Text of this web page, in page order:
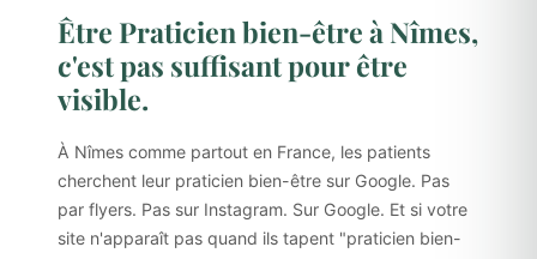
Être Praticien bien-être à Nîmes,
c'est pas suffisant pour être
visible.
À Nîmes comme partout en France, les patients
cherchent leur praticien bien-être sur Google. Pas
par flyers. Pas sur Instagram. Sur Google. Et si votre
site n'apparaît pas quand ils tapent "praticien bien-